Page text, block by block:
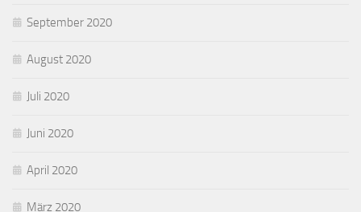
September 2020
August 2020
Juli 2020
Juni 2020
April 2020
März 2020